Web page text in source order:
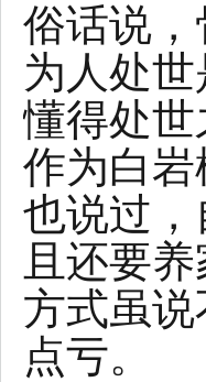
俗话说
为人处
懂得处
作为白
也说过
且还要
方式虽
点亏。